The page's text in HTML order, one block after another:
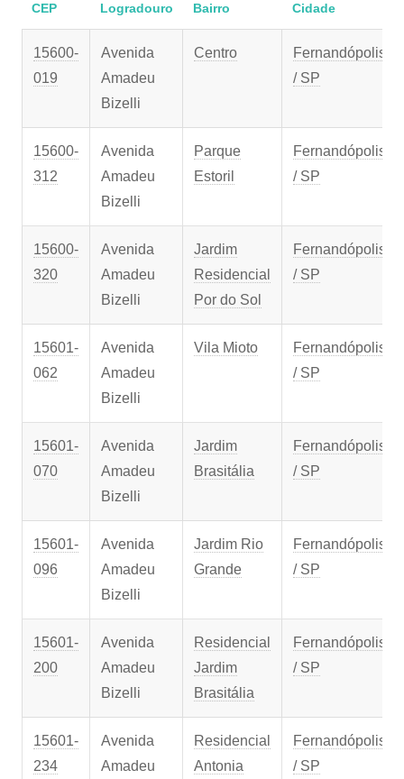
CEP Logradouro Bairro Cidade
15600-
019
Avenida
Amadeu
Bizelli
Centro
Fernandópolis
/ SP
15600-
312
Avenida
Amadeu
Bizelli
Parque
Estoril
Fernandópolis
/ SP
15600-
320
Avenida
Amadeu
Bizelli
Jardim
Residencial
Por do Sol
Fernandópolis
/ SP
15601-
062
Avenida
Amadeu
Bizelli
Vila Mioto
Fernandópolis
/ SP
15601-
070
Avenida
Amadeu
Bizelli
Jardim
Brasitália
Fernandópolis
/ SP
15601-
096
Avenida
Amadeu
Bizelli
Jardim Rio
Grande
Fernandópolis
/ SP
15601-
200
Avenida
Amadeu
Bizelli
Residencial
Jardim
Brasitália
Fernandópolis
/ SP
15601-
234
Avenida
Amadeu
Residencial
Antonia
Fernandópolis
/ SP